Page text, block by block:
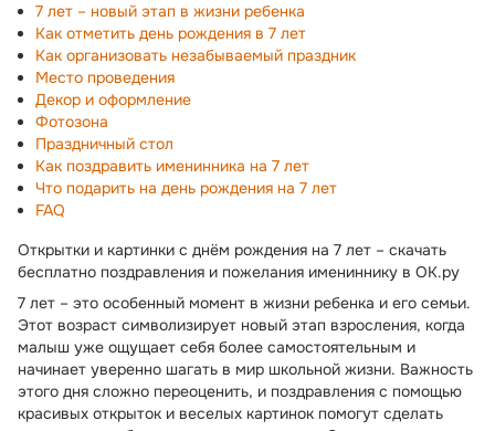
7 лет – новый этап в жизни ребенка
Как отметить день рождения в 7 лет
Как организовать незабываемый праздник
Место проведения
Декор и оформление
Фотозона
Праздничный стол
Как поздравить именинника на 7 лет
Что подарить на день рождения на 7 лет
FAQ
Открытки и картинки с днём рождения на 7 лет – скачать
бесплатно поздравления и пожелания имениннику в ОК.ру
7 лет – это особенный момент в жизни ребенка и его семьи.
Этот возраст символизирует новый этап взросления, когда
малыш уже ощущает себя более самостоятельным и
начинает уверенно шагать в мир школьной жизни. Важность
этого дня сложно переоценить, и поздравления с помощью
красивых открыток и веселых картинок помогут сделать